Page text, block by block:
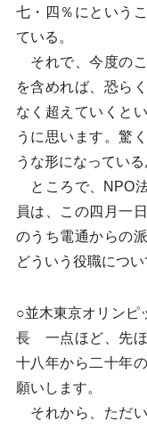
七・四％にという
ている。
それで、今度の
を含めれば、恐ら
なく超えていくと
うに思います。驚
うな形になっている
ところで、NPO
員は、この四月一
のうち電通からの
どういう役職につい
○並木東京オリンピ
長 一点ほど、先ほ
十八年から二十年
願いします。
それから、ただ